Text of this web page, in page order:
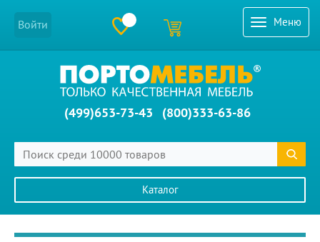
Меню
Войти
(499)653-73-43 (800)333-63-86
Каталог
Главное меню сайта